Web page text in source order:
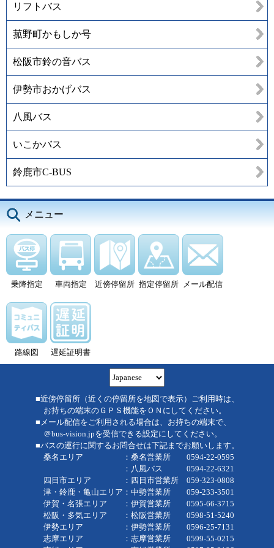
リフトバス
菰野町かもしか号
松阪市鈴の音バス
伊勢市おかげバス
八風バス
いこかバス
鈴鹿市C-BUS
メニュー
乗降指定 車両指定 近傍停留所 指定停留所 メール配信
路線図 遅延証明書
■近傍停留所（近くの停留所を地図で表示）ご利用時は、
お持ちの端末のＧＰＳ機能をＯＮにしてください。
■メール配信をご利用される場合は、お持ちの端末で、
＠bus-vision.jpを受信できる設定にしてください。
■バスの運行に関するお問合せは下記までお願いします。
桑名エリア ：桑名営業所 0594-22-0595
：八風バス 0594-22-6321
四日市エリア ：四日市営業所 059-323-0808
津・鈴鹿・亀山エリア：中勢営業所 059-233-3501
伊賀・名張エリア ：伊賀営業所 0595-66-3715
松阪・多気エリア ：松阪営業所 0598-51-5240
伊勢エリア ：伊勢営業所 0596-25-7131
志摩エリア ：志摩営業所 0599-55-0215